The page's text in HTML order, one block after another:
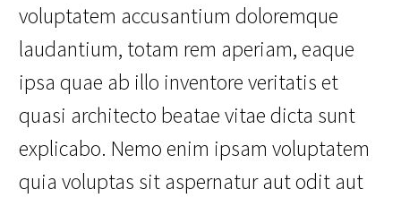
voluptatem accusantium doloremque
laudantium, totam rem aperiam, eaque
ipsa quae ab illo inventore veritatis et
quasi architecto beatae vitae dicta sunt
explicabo. Nemo enim ipsam voluptatem
quia voluptas sit aspernatur aut odit aut